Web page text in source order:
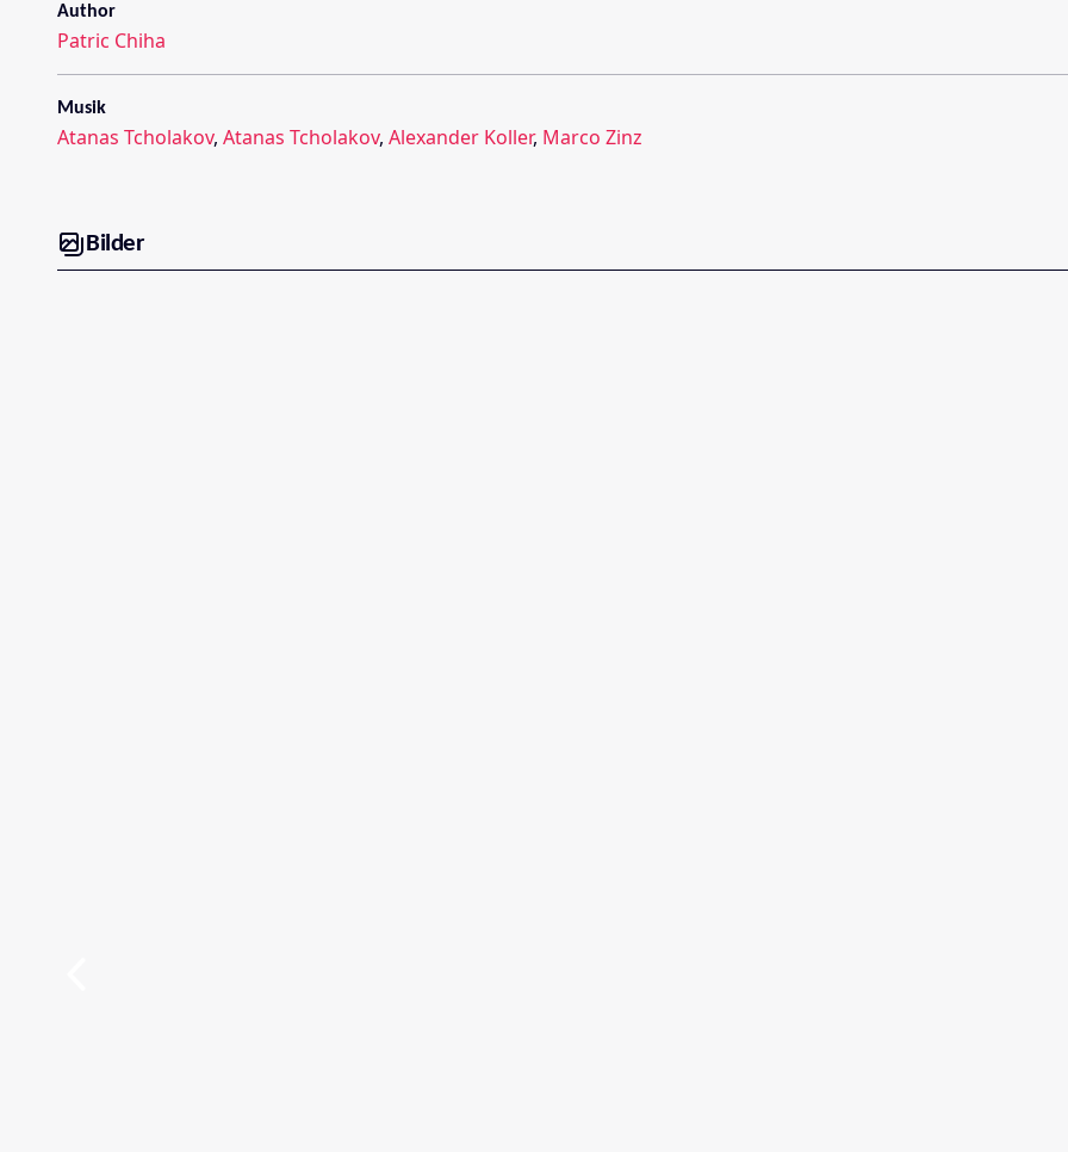
Author
Patric Chiha
Musik
Atanas Tcholakov, Atanas Tcholakov, Alexander Koller, Marco Zinz
Bilder